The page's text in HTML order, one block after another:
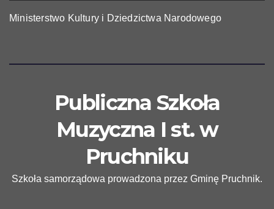
Ministerstwo Kultury i Dziedzictwa Narodowego
Publiczna Szkoła
Muzyczna I st. w
Pruchniku
Szkoła samorządowa prowadzona przez Gminę Pruchnik.